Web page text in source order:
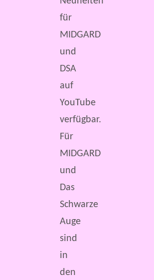
für
MIDGARD
und
DSA
auf
YouTube
verfügbar.
Für
MIDGARD
und
Das
Schwarze
Auge
sind
in
den